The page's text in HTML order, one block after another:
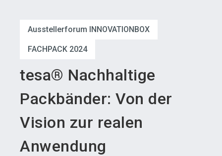
Ausstellerforum INNOVATIONBOX
FACHPACK 2024
tesa® Nachhaltige
Packbänder: Von der
Vision zur realen
Anwendung